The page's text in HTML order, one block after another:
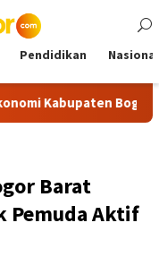
Pendidikan Nasional
Bogor
Barat
Pemuda Aktif